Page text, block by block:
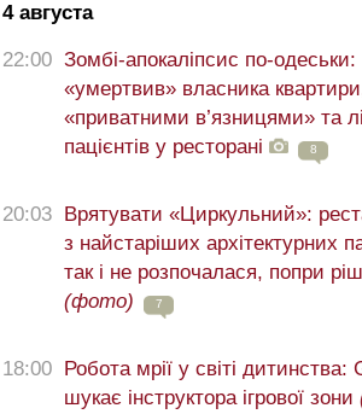
4 августа
22:00 Зомбі-апокаліпсис по-
«умертвив» власника
«приватними в’язницями» та
пацієнтів у ресторані
8
20:03
Врятувати «Циркульний»:
з найстаріших архітектурних
так і не розпочалася, попри
(фото)
7
18:00
Робота мрії у світі
шукає інструктора ігрової зони